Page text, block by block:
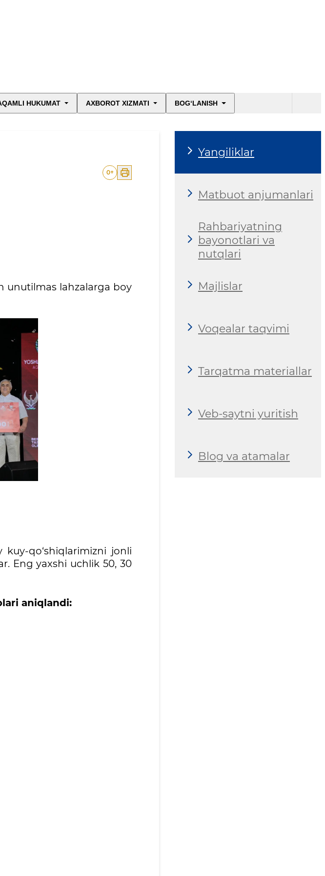
HUKUMAT AXBOROT XIZMATI BOG‘LANISH
0+
unutilmas lahzalarga boy
kuy-qo‘shiqlarimizni jonli
Eng yaxshi uchlik 50, 30
aniqlandi:
Yangiliklar
Matbuot anjumanlari
Rahbariyatning
bayonotlari va
nutqlari
Majlislar
Voqealar taqvimi
Tarqatma materiallar
Veb-saytni yuritish
Blog va atamalar